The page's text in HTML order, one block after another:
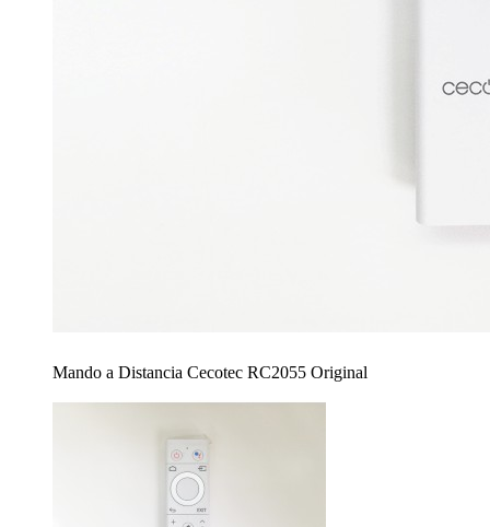
Mando a Distancia Cecotec RC2055 Original